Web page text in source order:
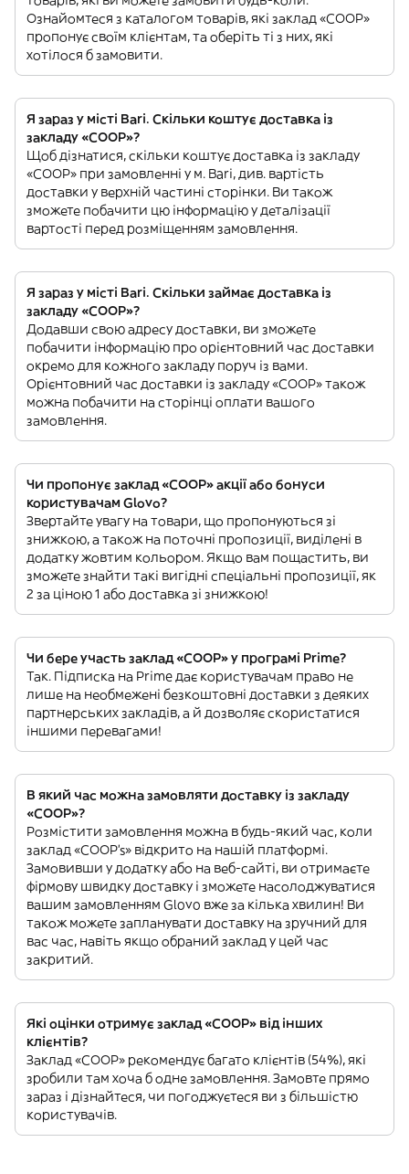
Ознайомтеся з каталогом товарів, які заклад «COOP»
пропонує своїм клієнтам, та оберіть ті з них, які
хотілося б замовити.
Я зараз у місті Bari. Скільки коштує доставка із
закладу «COOP»?
Щоб дізнатися, скільки коштує доставка із закладу
«COOP» при замовленні у м. Bari, див. вартість
доставки у верхній частині сторінки. Ви також
зможете побачити цю інформацію у деталізації
вартості перед розміщенням замовлення.
Я зараз у місті Bari. Скільки займає доставка із
закладу «COOP»?
Додавши свою адресу доставки, ви зможете
побачити інформацію про орієнтовний час доставки
окремо для кожного закладу поруч із вами.
Орієнтовний час доставки із закладу «COOP» також
можна побачити на сторінці оплати вашого
замовлення.
Чи пропонує заклад «COOP» акції або бонуси
користувачам Glovo?
Звертайте увагу на товари, що пропонуються зі
знижкою, а також на поточні пропозиції, виділені в
додатку жовтим кольором. Якщо вам пощастить, ви
зможете знайти такі вигідні спеціальні пропозиції, як
2 за ціною 1 або доставка зі знижкою!
Чи бере участь заклад «COOP» у програмі Prime?
Так. Підписка на Prime дає користувачам право не
лише на необмежені безкоштовні доставки з деяких
партнерських закладів, а й дозволяє скористатися
іншими перевагами!
В який час можна замовляти доставку із закладу
«COOP»?
Розмістити замовлення можна в будь-який час, коли
заклад «COOP’s» відкрито на нашій платформі.
Замовивши у додатку або на веб-сайті, ви отримаєте
фірмову швидку доставку і зможете насолоджуватися
вашим замовленням Glovo вже за кілька хвилин! Ви
також можете запланувати доставку на зручний для
вас час, навіть якщо обраний заклад у цей час
закритий.
Які оцінки отримує заклад «COOP» від інших
клієнтів?
Заклад «COOP» рекомендує багато клієнтів (54%), які
зробили там хоча б одне замовлення. Замовте прямо
зараз і дізнайтеся, чи погоджуєтеся ви з більшістю
користувачів.